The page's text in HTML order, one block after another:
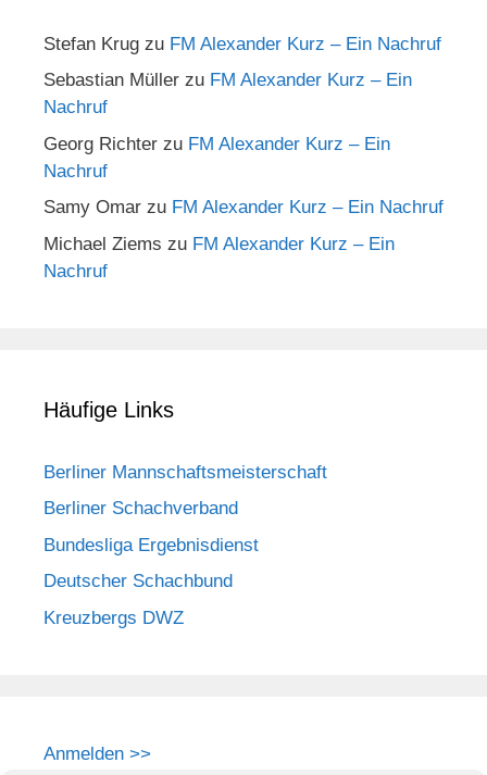
Stefan Krug zu FM Alexander Kurz – Ein Nachruf
Sebastian Müller zu FM Alexander Kurz – Ein
Nachruf
Georg Richter zu FM Alexander Kurz – Ein
Nachruf
Samy Omar zu FM Alexander Kurz – Ein Nachruf
Michael Ziems zu FM Alexander Kurz – Ein
Nachruf
Häufige Links
Berliner Mannschaftsmeisterschaft
Berliner Schachverband
Bundesliga Ergebnisdienst
Deutscher Schachbund
Kreuzbergs DWZ
Anmelden >>